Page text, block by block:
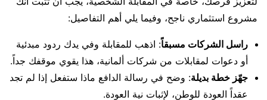
مشروع استثماري ناجح، وفيما يلي أهم التفاصيل:
راسل الشركات مسبقاً: اذهب للمقابلة وفي يدك ردود مبدئية
أو دعوات لمقابلات من شركات ألمانية، هذا يقوي موقفك جداً.
جهّز خطة بديلة: وضح في رسالة الدافع ماذا ستفعل إذا لم تجد
عقداً العودة للوطن، لإثبات نية العودة.